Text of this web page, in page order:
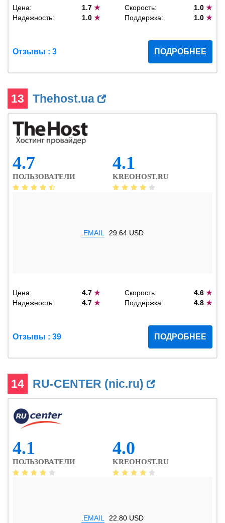
Цена: 1.7★ Скорость: 1.0 ★
Надежность:
1.0★ Поддержка: 1.0 ★
Отзывы : 3 ПОДРОБНЕЕ
13 Thehost.ua
4.7
ПОЛЬЗОВАТЕЛИ
4.1
KREOHOST.RU
.EMAIL 29.64 USD
Цена: 4.7★ Скорость: 4.6 ★
Надежность:
4.7★ Поддержка: 4.8 ★
Отзывы : 39 ПОДРОБНЕЕ
14 RU-CENTER (nic.ru)
4.1
ПОЛЬЗОВАТЕЛИ
4.0
KREOHOST.RU
.EMAIL 22.80 USD